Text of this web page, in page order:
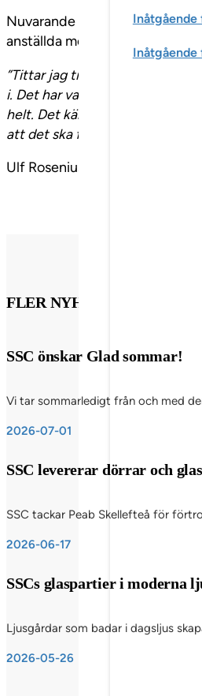
Inåtgående
Inåtgående
Nuvarande vd:n Staffan
anställda med de ”gröna
”Tittar jag tillbaka på
i. Det har varit lyckat. Beslutet
helt. Det känns otroligt bra att
att det ska finnas och verka på
Ulf Rosenius tillträder sin nya
FLER NYHETSINLÄGG
SSC önskar Glad sommar!
Vi tar sommarledigt från och med
2026-07-01
SSC levererar dörrar och
SSC tackar Peab Skellefteå för
2026-06-17
SSCs glaspartier i moderna
Ljusgårdar som badar i dagsljus
2026-05-26